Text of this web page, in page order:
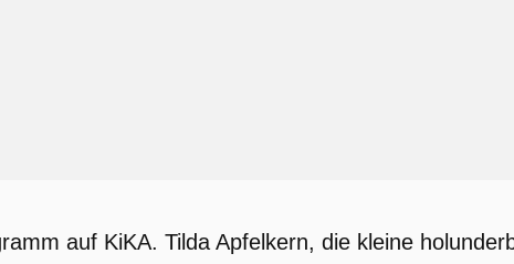
auf KiKA. Tilda Apfelkern, die kleine